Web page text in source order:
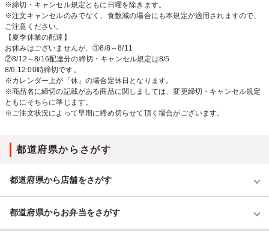
※締切・キャンセル規定ともに日曜を除きます。
※注文キャンセルのみでなく、食数減の場合にも本規定が適用されますので、
ご注意ください。
【夏季休業の配達】
お休みはございませんが、①8/8～8/11
②8/12～8/16配達分の締切・キャンセル規定は8/5
8/6 12:00時締切です。
※カレンダー上が「休」の場合定休日となります。
※商品名に締切の記載がある商品に関しましては、変更締切・キャンセル規定
ともにそちらに準じます。
※ご注文状況によって早期に締め切らせて頂く場合がございます。
都道府県からさがす
都道府県から店舗をさがす
都道府県からお弁当をさがす